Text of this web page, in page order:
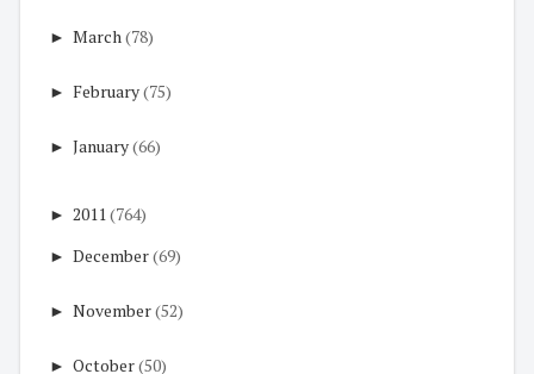
► March(78)
► February(75)
► January(66)
► 2011 (764)
► December(69)
► November(52)
► October(50)